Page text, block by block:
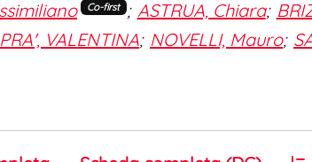
Co-first ; ASTRUA, Chiara;
VALENTINA; NOVELLI, Mauro;